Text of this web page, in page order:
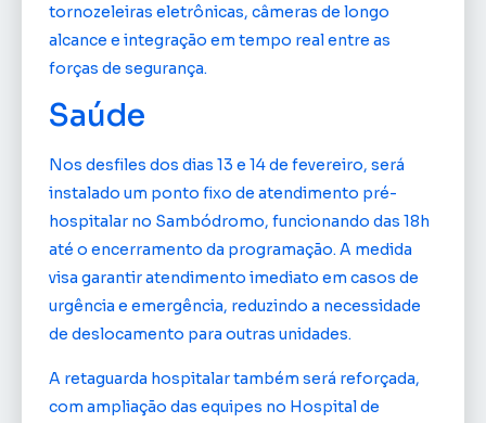
tornozeleiras eletrônicas, câmeras de longo
alcance e integração em tempo real entre as
forças de segurança.
Saúde
Nos desfiles dos dias 13 e 14 de fevereiro, será
instalado um ponto fixo de atendimento pré-
hospitalar no Sambódromo, funcionando das 18h
até o encerramento da programação. A medida
visa garantir atendimento imediato em casos de
urgência e emergência, reduzindo a necessidade
de deslocamento para outras unidades.
A retaguarda hospitalar também será reforçada,
com ampliação das equipes no Hospital de